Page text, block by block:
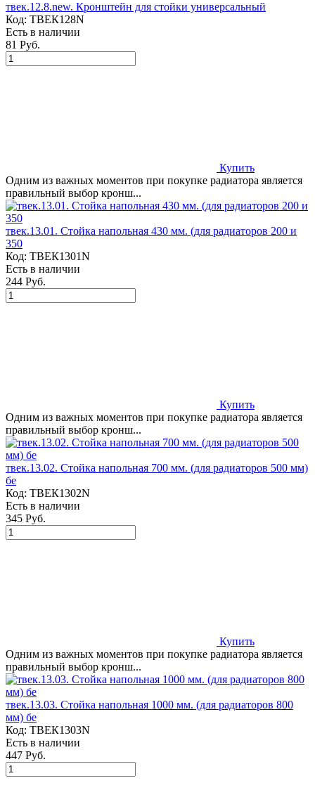
твек.12.8.new. Кронштейн для стойки универсальный
Код: ТВЕК128N
Есть в наличии
81 Руб.
Купить
Одним из важных моментов при покупке радиатора является
правильный выбор кронш...
твек.13.01. Стойка напольная 430 мм. (для радиаторов 200 и
350
Код: ТВЕК1301N
Есть в наличии
244 Руб.
Купить
Одним из важных моментов при покупке радиатора является
правильный выбор кронш...
твек.13.02. Стойка напольная 700 мм. (для радиаторов 500 мм)
бе
Код: ТВЕК1302N
Есть в наличии
345 Руб.
Купить
Одним из важных моментов при покупке радиатора является
правильный выбор кронш...
твек.13.03. Стойка напольная 1000 мм. (для радиаторов 800
мм) бе
Код: ТВЕК1303N
Есть в наличии
447 Руб.